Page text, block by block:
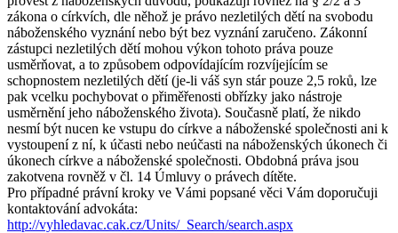
zákona o církvích, dle něhož je právo nezletilých dětí na svobodu
náboženského vyznání nebo být bez vyznání zaručeno. Zákonní
zástupci nezletilých dětí mohou výkon tohoto práva pouze
usměrňovat, a to způsobem odpovídajícím rozvíjejícím se
schopnostem nezletilých dětí (je-li váš syn stár pouze 2,5 roků, lze
pak vcelku pochybovat o přiměřenosti obřízky jako nástroje
usměrnění jeho náboženského života). Současně platí, že nikdo
nesmí být nucen ke vstupu do církve a náboženské společnosti ani k
vystoupení z ní, k účasti nebo neúčasti na náboženských úkonech či
úkonech církve a náboženské společnosti. Obdobná práva jsou
zakotvena rovněž v čl. 14 Úmluvy o právech dítěte.
Pro případné právní kroky ve Vámi popsané věci Vám doporučuji
kontaktování advokáta:
http://vyhledavac.cak.cz/Units/_Search/search.aspx